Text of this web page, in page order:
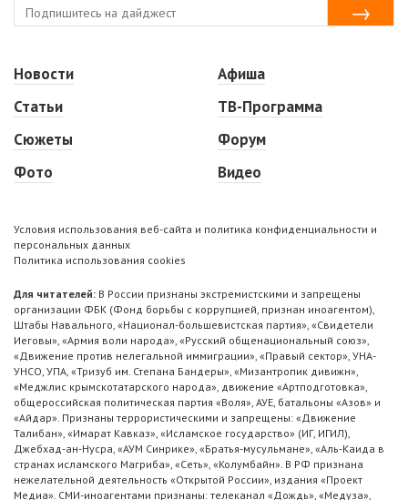
Новости
Статьи
Сюжеты
Фото
Афиша
ТВ-Программа
Форум
Видео
Условия использования веб-сайта и политика конфиденциальности и
персональных данных
Политика использования cookies
Для читателей: В России признаны экстремистскими и запрещены
организации ФБК (Фонд борьбы с коррупцией, признан иноагентом),
Штабы Навального, «Национал-большевистская партия», «Свидетели
Иеговы», «Армия воли народа», «Русский общенациональный союз»,
«Движение против нелегальной иммиграции», «Правый сектор», УНА-
УНСО, УПА, «Тризуб им. Степана Бандеры», «Мизантропик дивижн»,
«Меджлис крымскотатарского народа», движение «Артподготовка»,
общероссийская политическая партия «Воля», АУЕ, батальоны «Азов» и
«Айдар». Признаны террористическими и запрещены: «Движение
Талибан», «Имарат Кавказ», «Исламское государство» (ИГ, ИГИЛ),
Джебхад-ан-Нусра, «АУМ Синрике», «Братья-мусульмане», «Аль-Каида в
странах исламского Магриба», «Сеть», «Колумбайн». В РФ признана
нежелательной деятельность «Открытой России», издания «Проект
Медиа». СМИ-иноагентами признаны: телеканал «Дождь», «Медуза»,